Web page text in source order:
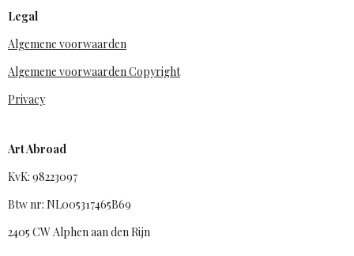
Legal
Algemene voorwaarden
Algemene voorwaarden Copyright
Privacy
Art Abroad
KvK: 98223097
Btw nr: NL005317465B69
2405 CW Alphen aan den Rijn